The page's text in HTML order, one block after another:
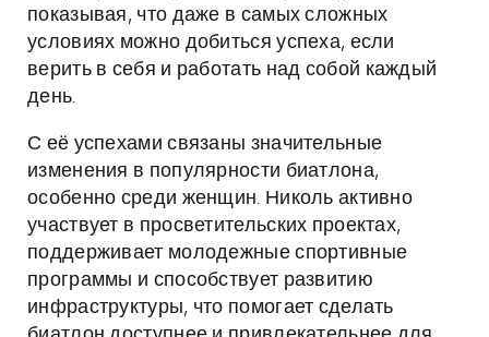
показывая, что даже в самых сложных
условиях можно добиться успеха, если
верить в себя и работать над собой каждый
день.
С её успехами связаны значительные
изменения в популярности биатлона,
особенно среди женщин. Николь активно
участвует в просветительских проектах,
поддерживает молодежные спортивные
программы и способствует развитию
инфраструктуры, что помогает сделать